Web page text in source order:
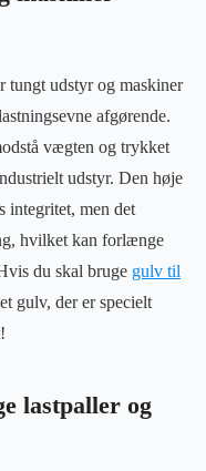
tungt udstyr og maskiner
afgørende.
vægten og trykket
udstyr. Den høje
integritet, men det
hvilket kan forlænge
du skal bruge gulv til
gulv, der er specielt
lastpaller og